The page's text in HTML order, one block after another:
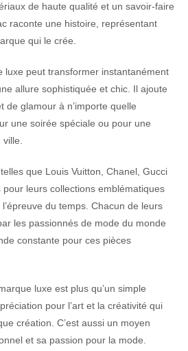
de haute qualité et un savoir-faire
raconte une histoire, représentant
qui le crée.
luxe peut transformer instantanément
allure sophistiquée et chic. Il ajoute
de glamour à n’importe quelle
une soirée spéciale ou pour une
que Louis Vuitton, Chanel, Gucci
leurs collections emblématiques
du temps. Chacun de leurs
les passionnés de mode du monde
constante pour ces pièces
luxe est plus qu’un simple
pour l’art et la créativité qui
création. C’est aussi un moyen
et sa passion pour la mode.